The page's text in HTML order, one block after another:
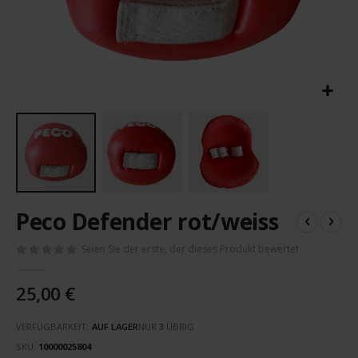
Anfang
der
Peco Defender rot/weiss
Seien Sie der erste, der dieses Produkt bewertet
25,00 €
VERFÜGBARKEIT: AUF LAGERNUR 3 ÜBRIG
SKU 10000025804